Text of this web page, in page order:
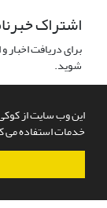
این وب سایت از کوکی
خدمات استفاده می
اشتراک
برای دریافت
شوید.
سامانه مدیریت